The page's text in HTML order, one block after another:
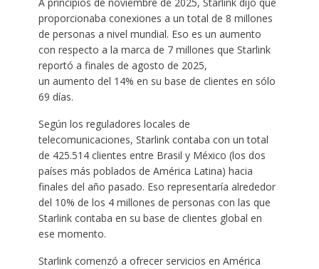
proporcionaba conexiones a un total de 8 millones
de personas a nivel mundial. Eso es un aumento
con respecto a la marca de 7 millones que Starlink
reportó a finales de agosto de 2025,
un aumento del 14% en su base de clientes en sólo
69 días.
Según los reguladores locales de
telecomunicaciones, Starlink contaba con un total
de 425.514 clientes entre Brasil y México (los dos
países más poblados de América Latina) hacia
finales del año pasado. Eso representaría alrededor
del 10% de los 4 millones de personas con las que
Starlink contaba en su base de clientes global en
ese momento.
Starlink comenzó a ofrecer servicios en América